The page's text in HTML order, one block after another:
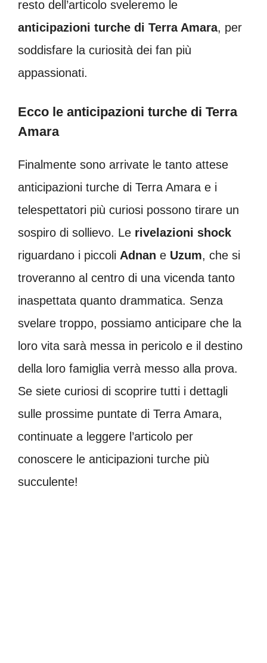
resto dell’articolo sveleremo le
anticipazioni turche di Terra Amara, per
soddisfare la curiosità dei fan più
appassionati.
Ecco le anticipazioni turche di Terra
Amara
Finalmente sono arrivate le tanto attese
anticipazioni turche di Terra Amara e i
telespettatori più curiosi possono tirare un
sospiro di sollievo. Le rivelazioni shock
riguardano i piccoli Adnan e Uzum, che si
troveranno al centro di una vicenda tanto
inaspettata quanto drammatica. Senza
svelare troppo, possiamo anticipare che la
loro vita sarà messa in pericolo e il destino
della loro famiglia verrà messo alla prova.
Se siete curiosi di scoprire tutti i dettagli
sulle prossime puntate di Terra Amara,
continuate a leggere l’articolo per
conoscere le anticipazioni turche più
succulente!